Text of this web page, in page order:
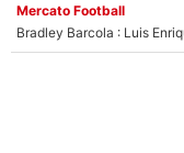
Mercato Football